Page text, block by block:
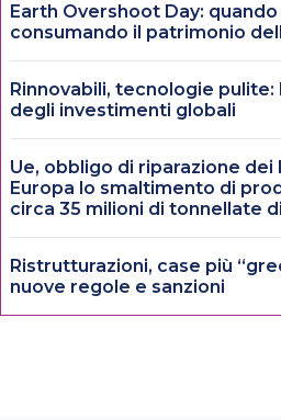
Earth Overshoot Day:
consumando il patrimonio
Rinnovabili, tecnologie
degli investimenti globali
Ue, obbligo di riparazione dei
Europa lo smaltimento di
circa 35 milioni di tonnellate
Ristrutturazioni, case più
nuove regole e sanzioni